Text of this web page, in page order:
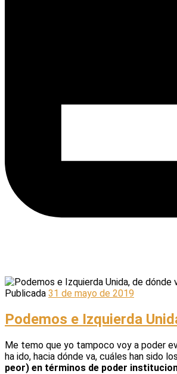
Publicada 31 de mayo de 2019
Podemos e Izquierda
Me temo que yo tampoco voy a poder
ha ido, hacia dónde va, cuáles han sido
peor) en términos de poder